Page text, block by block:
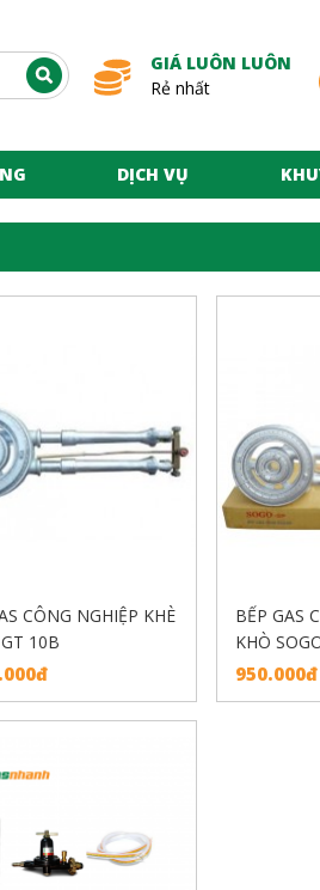
GIÁ LUÔN LUÔN
Rẻ nhất
DỊCH VỤ
CÔNG NGHIỆP KHÈ
10B
BẾP GAS
KHÒ
950.000đ